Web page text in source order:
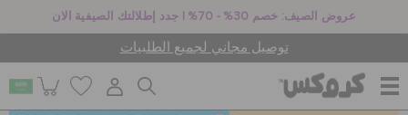
عروض الصيف: خصم 30% - 70% | جدد إطلالتك الصيفية الان
توصيل مجاني لجميع الطلبيات